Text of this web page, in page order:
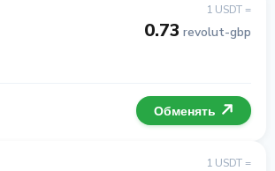
1 USDT =
0.73 revolut-gbp
Обменять
1 USDT =